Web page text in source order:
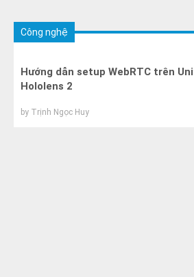
Công nghệ
Hướng dẫn setup WebRTC trên
Hololens 2
by Trịnh Ngọc Huy